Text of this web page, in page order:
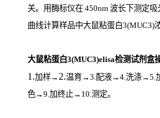
关。用酶标仪在 450nm 波长下测定吸
曲线计算样品中大鼠粘蛋白3(MUC3)
大鼠粘蛋白3(MUC3)elisa检测试剂盒
1.加样→ 2.温育→3.配液→4.洗涤→5.
色→9.加终止→10.测定。